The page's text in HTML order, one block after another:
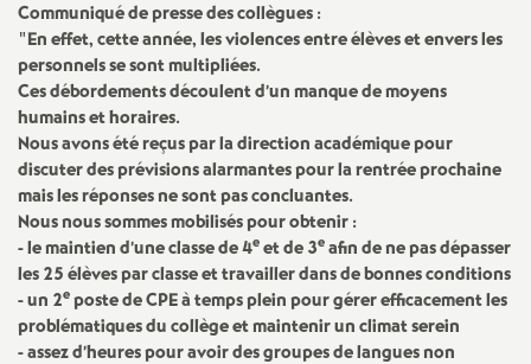
a
l
d
s
E
Communiqué de presse des collègues :
"En effet, cette année, les violences entre élèves et envers les
personnels se sont multipliées.
Ces débordements découlent d’un manque de moyens
humains et horaires.
Nous avons été reçus par la direction académique pour
discuter des prévisions alarmantes pour la rentrée prochaine
mais les réponses ne sont pas concluantes.
Nous nous sommes mobilisés pour obtenir :
- le maintien d’une classe de 4eet de 3eafin de ne pas dépasser
les 25 élèves par classe et travailler dans de bonnes conditions
- un 2eposte deCPEà temps plein pour gérer efficacement les
problématiques du collège et maintenir un climat serein
- assez d’heures pour avoir des groupes de langues non